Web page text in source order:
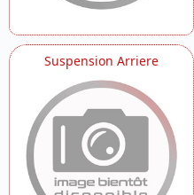
Suspension Arriere